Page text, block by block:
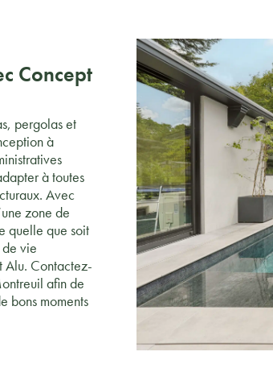
Concept
pergolas et
à
à toutes
Avec
zone de
quelle que soit
vie
Alu. Contactez-
afin de
bons moments